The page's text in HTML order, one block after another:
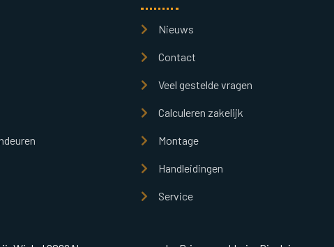
Nieuws
Contact
Veel gestelde vragen
Calculeren zakelijk
Montage
Handleidingen
Service